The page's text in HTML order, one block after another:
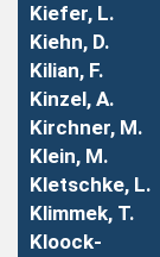
Kiefer, L.
Kiehn, D.
Kilian, F.
Kinzel, A.
Kirchner, M.
Klein, M.
Kletschke, L.
Klimmek, T.
Kloock-